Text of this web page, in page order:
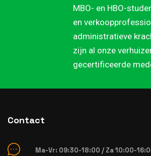
MBO- en HBO-
en
administratieve
zijn al onze
gecertificeerde
Contact
Ma-Vr: 09:30-18:00 / Za 10:00-